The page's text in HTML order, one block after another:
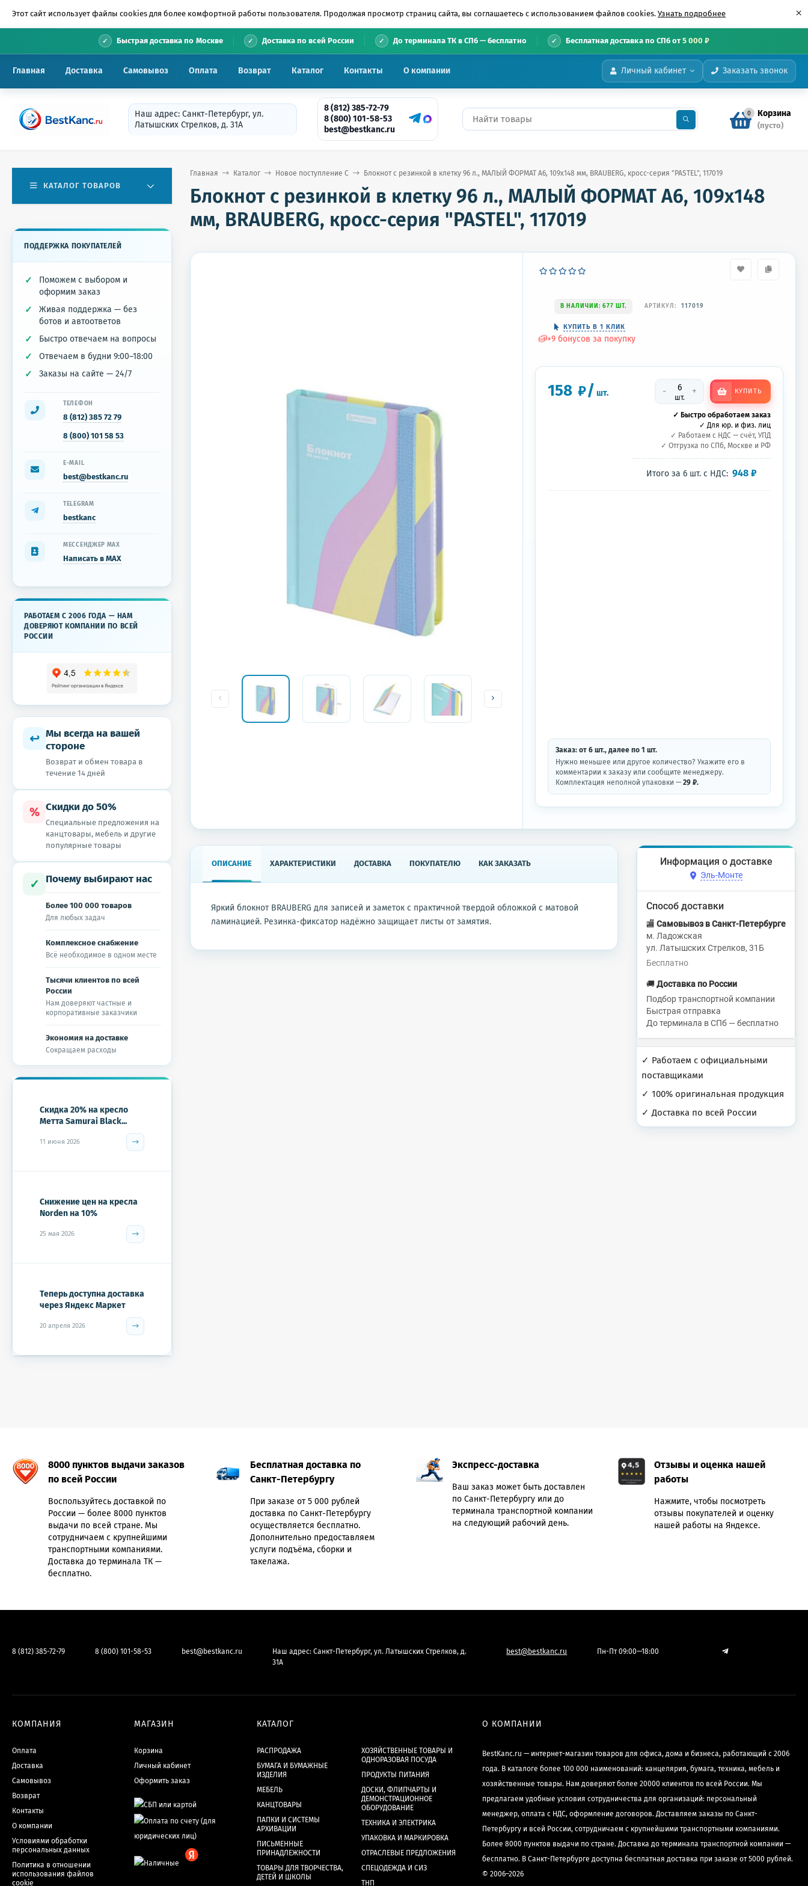
Этот сайт использует файлы cookies для более комфортной работы пользователя. Продолжая просмотр страниц сайта, вы соглашаетесь с использованием файлов cookies. Узнать подробнее ×
Быстрая доставка по Москве Доставка по всей России До терминала ТК в СПб — бесплатно Бесплатная доставка по СПб от5 000 ₽
Личный кабинет Заказать звонок
Главная Доставка Самовывоз Оплата Возврат Каталог Контакты О компании
Наш адрес: Санкт-Петербург, ул.
Латышских Стрелков, д. 31А
8 (812) 385-72-79
8 (800) 101-58-53
best@bestkanc.ru
0 Корзина
(пусто)
Главная Каталог Новое поступление С Блокнот с резинкой в клетку 96 л., МАЛЫЙ ФОРМАТ А6, 109х148 мм, BRAUBERG, кросс-серия "PASTEL", 117019
Блокнот с резинкой в клетку 96 л., МАЛЫЙ ФОРМАТ А6, 109х148
мм, BRAUBERG, кросс-серия "PASTEL", 117019
В НАЛИЧИИ: 677 ШТ. АРТИКУЛ: 117019
КУПИТЬ В 1 КЛИК
+9 бонусов за покупку
158 ₽/ шт. -
шт.
+ КУПИТЬ
✓ Быстро обработаем заказ
✓ Для юр. и физ. лиц
✓ Работаем с НДС — счёт, УПД
✓ Отгрузка по СПб, Москве и РФ
Итого за6 шт. с НДС: 948₽
Заказ: от6 шт., далее по1 шт.
Нужно меньшее или другое количество? Укажите его в
комментарии к заказу или сообщите менеджеру.
Комплектация неполной упаковки —29 ₽.
ОПИСАНИЕ ХАРАКТЕРИСТИКИ ДОСТАВКА ПОКУПАТЕЛЮ КАК ЗАКАЗАТЬ
Яркий блокнот BRAUBERG для записей и заметок с практичной твердой обложкой с матовой
ламинацией. Резинка-фиксатор надёжно защищает листы от замятия.
Информация о доставке
Эль-Монте
Способ доставки
🏬 Самовывоз в Санкт-Петербурге
м. Ладожская
ул. Латышских Стрелков, 31Б
Бесплатно
🚚 Доставка по России
Подбор транспортной компании
Быстрая отправка
До терминала в СПб — бесплатно
✓ Работаем с официальными
поставщиками
✓ 100% оригинальная продукция
✓ Доставка по всей России
КАТАЛОГ ТОВАРОВ
ПОДДЕРЖКА ПОКУПАТЕЛЕЙ
Поможем с выбором и
оформим заказ
Живая поддержка — без
ботов и автоответов
Быстро отвечаем на вопросы
Отвечаем в будни 9:00–18:00
Заказы на сайте — 24/7
ТЕЛЕФОН
8 (812) 385 72 79
8 (800) 101 58 53
E-MAIL
best@bestkanc.ru
TELEGRAM
bestkanc
МЕССЕНДЖЕР MAX
Написать в MAX
РАБОТАЕМ С 2006 ГОДА — НАМ
ДОВЕРЯЮТ КОМПАНИИ ПО ВСЕЙ
РОССИИ
↩ Мы всегда на вашей
стороне
Возврат и обмен товара в
течение 14 дней
% Скидки до 50%
Специальные предложения на
канцтовары, мебель и другие
популярные товары
✓ Почему выбирают нас
Более 100 000 товаров
Для любых задач
Комплексное снабжение
Всё необходимое в одном месте
Тысячи клиентов по всей
России
Нам доверяют частные и
корпоративные заказчики
Экономия на доставке
Сокращаем расходы
Скидка 20% на кресло
Метта Samurai Black...
11 июня 2026
Снижение цен на кресла
Norden на 10%
25 мая 2026
Теперь доступна доставка
через Яндекс Маркет
20 апреля 2026
8000 пунктов выдачи заказов
по всей России
Воспользуйтесь доставкой по
России — более 8000 пунктов
выдачи по всей стране. Мы
сотрудничаем с крупнейшими
транспортными компаниями.
Доставка до терминала ТК —
бесплатно.
Бесплатная доставка по
Санкт-Петербургу
При заказе от 5 000 рублей
доставка по Санкт-Петербургу
осуществляется бесплатно.
Дополнительно предоставляем
услуги подъёма, сборки и
такелажа.
Экспресс-доставка
Ваш заказ может быть доставлен
по Санкт-Петербургу или до
терминала транспортной компании
на следующий рабочий день.
Отзывы и оценка нашей
работы
Нажмите, чтобы посмотреть
отзывы покупателей и оценку
нашей работы на Яндексе.
8 (812) 385-72-79 8 (800) 101-58-53 best@bestkanc.ru
Наш адрес: Санкт-Петербург, ул. Латышских Стрелков, д.
31А
best@bestkanc.ru Пн-Пт 09:00—18:00
КОМПАНИЯ
Оплата
Доставка
Самовывоз
Возврат
Контакты
О компании
Условиями обработки
персональных данных
Политика в отношении
использования файлов
cookie
МАГАЗИН
Корзина
Личный кабинет
Оформить заказ
КАТАЛОГ
РАСПРОДАЖА
БУМАГА И БУМАЖНЫЕ
ИЗДЕЛИЯ
МЕБЕЛЬ
КАНЦТОВАРЫ
ПАПКИ И СИСТЕМЫ
АРХИВАЦИИ
ПИСЬМЕННЫЕ
ПРИНАДЛЕЖНОСТИ
ТОВАРЫ ДЛЯ ТВОРЧЕСТВА,
ДЕТЕЙ И ШКОЛЫ
ХОЗЯЙСТВЕННЫЕ ТОВАРЫ И
ОДНОРАЗОВАЯ ПОСУДА
ПРОДУКТЫ ПИТАНИЯ
ДОСКИ, ФЛИПЧАРТЫ И
ДЕМОНСТРАЦИОННОЕ
ОБОРУДОВАНИЕ
ТЕХНИКА И ЭЛЕКТРИКА
УПАКОВКА И МАРКИРОВКА
ОТРАСЛЕВЫЕ ПРЕДЛОЖЕНИЯ
СПЕЦОДЕЖДА И СИЗ
ТНП
О КОМПАНИИ
BestKanc.ru — интернет-магазин товаров для офиса, дома и бизнеса, работающий с 2006
года. В каталоге более 100 000 наименований: канцелярия, бумага, техника, мебель и
хозяйственные товары. Нам доверяют более 20000 клиентов по всей России. Мы
предлагаем удобные условия сотрудничества для организаций: персональный
менеджер, оплата с НДС, оформление договоров. Доставляем заказы по Санкт-
Петербургу и всей России, сотрудничаем с крупнейшими транспортными компаниями.
Более 8000 пунктов выдачи по стране. Доставка до терминала транспортной компании —
бесплатно. В Санкт-Петербурге доступна бесплатная доставка при заказе от 5000 рублей.
© 2006–2026